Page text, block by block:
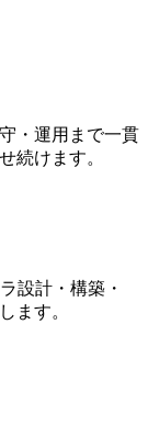
・運用まで一貫
続けます。
設計・構築・
ます。